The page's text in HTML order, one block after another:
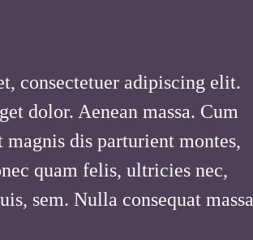
consectetuer adipiscing elit.
dolor. Aenean massa. Cum
magnis dis parturient montes,
quam felis, ultricies nec,
sem. Nulla consequat massa